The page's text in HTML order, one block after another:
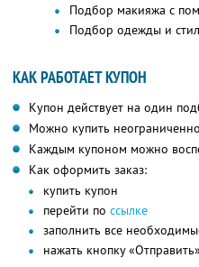
Подбор макияжа с
Подбор одежды и
КАК РАБОТАЕТ КУПОН
Купон действует на один
Можно купить
Каждым купоном можно
Как оформить заказ:
купить купон
перейти по ссылке
заполнить все
нажать кнопку «Отправить»